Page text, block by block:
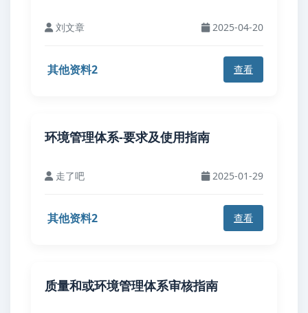
刘文章 2025-04-20
其他资料2 查看
环境管理体系-要求及使用指南
走了吧 2025-01-29
其他资料2 查看
质量和或环境管理体系审核指南